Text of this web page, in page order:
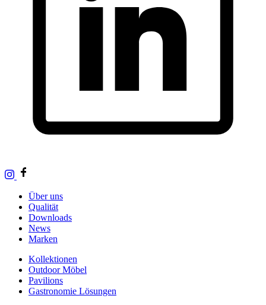
Über uns
Qualität
Downloads
News
Marken
Kollektionen
Outdoor Möbel
Pavilions
Gastronomie Lösungen